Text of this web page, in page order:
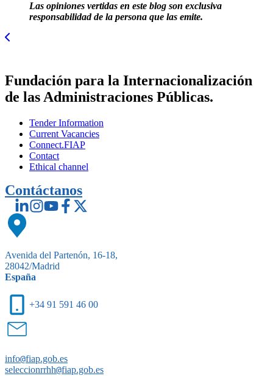
Las opiniones vertidas en este blog son exclusiva
responsabilidad de la persona que las emite.
Fundación para la Internacionalización
de las Administraciones Públicas.
Tender Information
Current Vacancies
Connect.FIAP
Contact
Ethical channel
Contáctanos
Avenida del Partenón, 16-18,
28042/Madrid
España
+34 91 591 46 00
info@fiap.gob.es
seleccionrrhh@fiap.gob.es